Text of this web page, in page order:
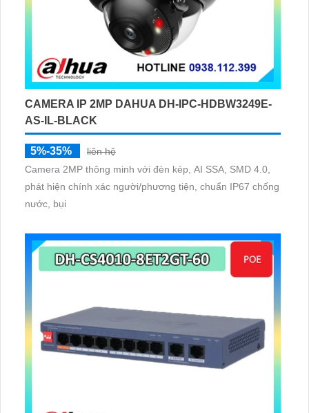
CAMERA IP 2MP DAHUA DH-IPC-HDBW3249E-
AS-IL-BLACK
5%-35%
liên hệ
Camera 2MP thông minh với đèn kép, AI SSA, SMD 4.0,
phát hiện chính xác người/phương tiện, chuẩn IP67 chống
nước, bụi